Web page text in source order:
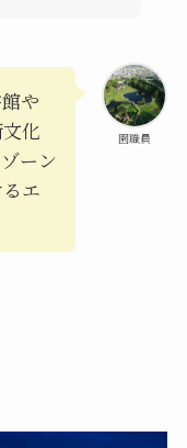
園職員
や
化
ーン
エ